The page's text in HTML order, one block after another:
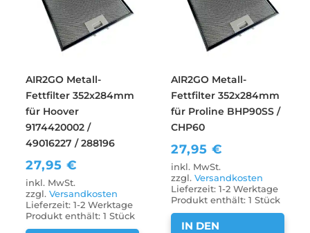
AIR2GO Metall-
Fettfilter 352x284mm
für Hoover
9174420002 /
49016227 / 288196
27,95€
inkl. MwSt.
zzgl.Versandkosten
Lieferzeit:1-2 Werktage
Produkt enthält: 1Stück
AIR2GO Metall-
Fettfilter 352x284mm
für Proline BHP90SS /
CHP60
27,95€
inkl. MwSt.
zzgl.Versandkosten
Lieferzeit:1-2 Werktage
Produkt enthält: 1Stück
IN DEN